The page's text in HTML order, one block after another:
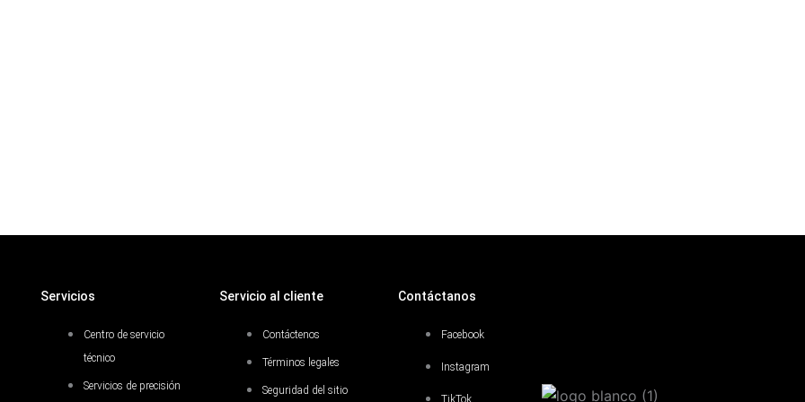
Servicios
Centro de servicio
técnico
Servicios de precisión
Servicio al cliente
Contáctenos
Términos legales
Seguridad del sitio
Contáctanos
Facebook
Instagram
TikTok